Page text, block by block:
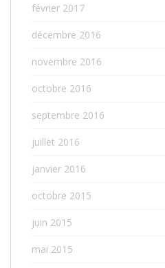
février 2017
décembre 2016
novembre 2016
octobre 2016
septembre 2016
juillet 2016
janvier 2016
octobre 2015
juin 2015
mai 2015